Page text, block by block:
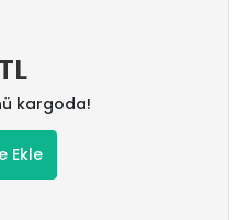
kargoda!
Ekle